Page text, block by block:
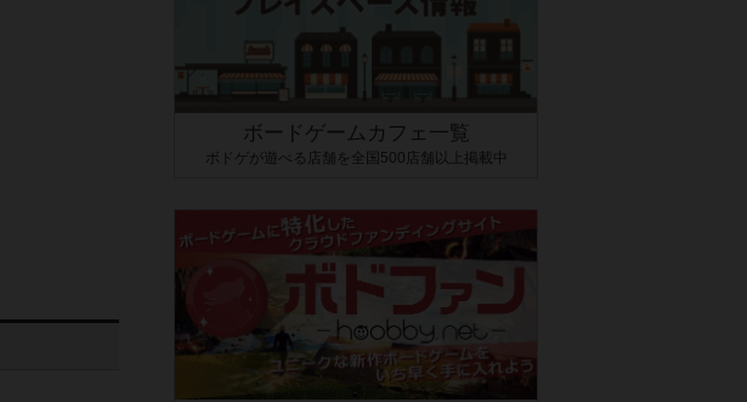
ボードゲームカフェ一覧
ボドゲが遊べる店舗を全国500店舗以上掲載中